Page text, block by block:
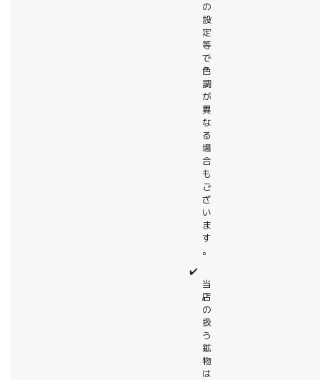
の
設
定
等
で
色
調
が
異
な
る
場
合
も
ご
ざ
い
ま
す
。
✔️
当
店
の
扱
う
鉱
物
は